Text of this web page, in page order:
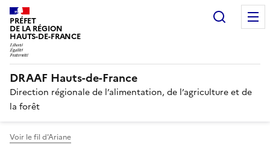
PRÉFET
DE LA RÉGION
HAUTS-DE-FRANCE
DRAAF Hauts-de-France
Direction régionale de l’alimentation, de l’agriculture et de
la forêt
Voir le fil d'Ariane